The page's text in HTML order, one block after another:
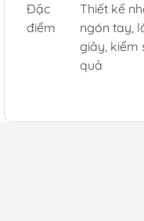
Đặc
điểm
Thiết kế
ngón tay,
giây, kiểm
quả